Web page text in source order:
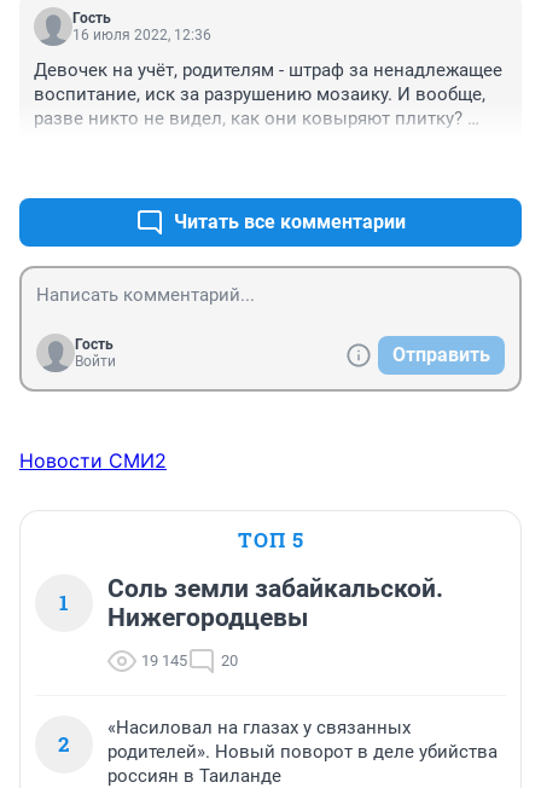
положить на чистый цемент, а в этом случае, ее
оторвать сразу после реставрации с трудом бы
говорим?! Причем тут девочки? Мне сейчас кажется,
что у нас ремонтируют дороги и фантаны, люди
вообще не знающие как это делать, из-за тупых
Гость
16 июля 2022, 12:36
Девочек на учёт, родителям - штраф за ненадлежащее
воспитание, иск за разрушению мозаику. И вообще,
разве никто не видел, как они ковыряют плитку?
Читать все комментарии
Гость
Войти
Отправить
Новости СМИ2
ТОП 5
1
Соль земли забайкальской.
Нижегородцевы
19 145 20
2
«Насиловал на глазах у связанных
родителей». Новый поворот в деле убийства
россиян в Таиланде